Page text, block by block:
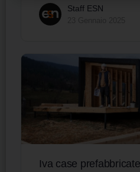
Staff ESN
Iva case